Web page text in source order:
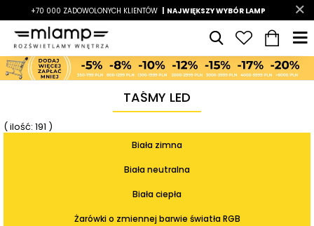
-7% LATO7
+70 000 ZADOWOLONYCH KLIENTÓW | NAJWIĘKSZY WYBÓR LAMP
| |
TAŚMY LED
( ilość: 191 )
Biała zimna
Biała neutralna
Biała ciepła
Żarówki o zmiennej barwie światła RGB